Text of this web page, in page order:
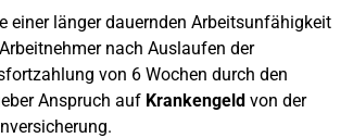
einer länger dauernden Arbeitsunfähigkeit
nach Auslaufen der
von 6 Wochen durch den
Anspruch auf Krankengeld von der